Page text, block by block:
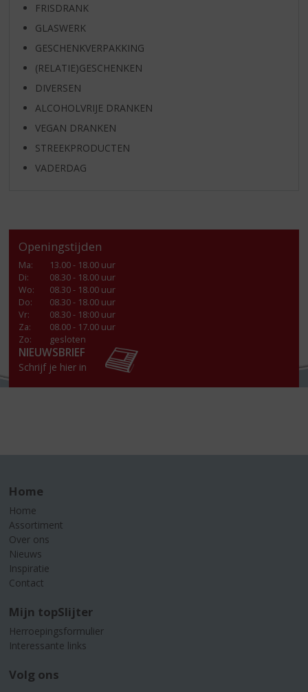
FRISDRANK
GLASWERK
GESCHENKVERPAKKING
(RELATIE)GESCHENKEN
DIVERSEN
ALCOHOLVRIJE DRANKEN
VEGAN DRANKEN
STREEKPRODUCTEN
VADERDAG
Openingstijden
Ma:
13.00 - 18.00 uur
Di:
08.30 - 18.00 uur
Wo:
08.30 - 18.00 uur
Do:
08.30 - 18.00 uur
Vr:
08.30 - 18:00 uur
Za:
08.00 - 17.00 uur
Zo:
gesloten
NIEUWSBRIEF
Schrijf je hier in
Home
Home
Assortiment
Over ons
Nieuws
Inspiratie
Contact
Mijn topSlijter
Herroepingsformulier
Interessante links
Volg ons